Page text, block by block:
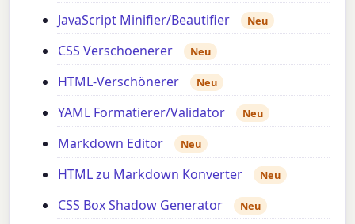
JavaScript Minifier/Beautifier Neu
CSS Verschoenerer Neu
HTML-Verschönerer Neu
YAML Formatierer/Validator Neu
Markdown Editor Neu
HTML zu Markdown Konverter Neu
CSS Box Shadow Generator Neu